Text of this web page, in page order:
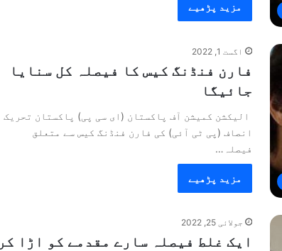
مزید پڑھیے
اگست 1, 2022
فارن فنڈنگ کیس کا فیصلہ کل سنایا
جائیگا
الیکشن کمیشن آف پاکستان (ای سی پی) پاکستان تحریک
انصاف (پی ٹی آئی) کی فارن فنڈنگ کیس سے متعلق
فیصلہ…
مزید پڑھیے
جولائی 25, 2022
ایک غلط فیصلہ سارے مقدمے کو اڑا کر